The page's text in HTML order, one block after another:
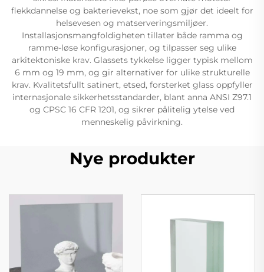
flekkdannelse og bakterievekst, noe som gjør det ideelt for
helsevesen og matserveringsmiljøer.
Installasjonsmangfoldigheten tillater både ramma og
ramme-løse konfigurasjoner, og tilpasser seg ulike
arkitektoniske krav. Glassets tykkelse ligger typisk mellom
6 mm og 19 mm, og gir alternativer for ulike strukturelle
krav. Kvalitetsfullt satinert, etsed, forsterket glass oppfyller
internasjonale sikkerhetsstandarder, blant anna ANSI Z97.1
og CPSC 16 CFR 1201, og sikrer pålitelig ytelse ved
menneskelig påvirkning.
Nye produkter